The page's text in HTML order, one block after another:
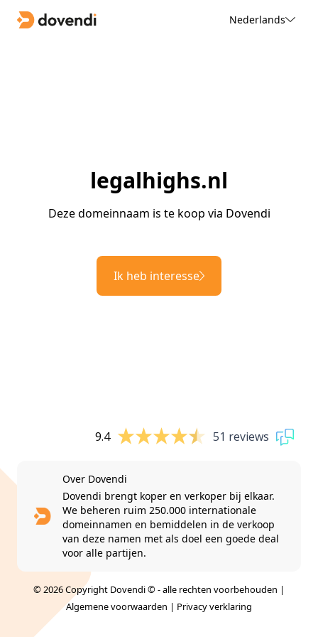
Nederlands
legalhighs.nl
Deze domeinnaam is te koop via Dovendi
Ik heb interesse
9.4 51 reviews
Over Dovendi
Dovendi brengt koper en verkoper bij elkaar.
We beheren ruim 250.000 internationale
domeinnamen en bemiddelen in de verkoop
van deze namen met als doel een goede deal
voor alle partijen.
© 2026 Copyright Dovendi © - alle rechten voorbehouden |
Algemene voorwaarden | Privacy verklaring